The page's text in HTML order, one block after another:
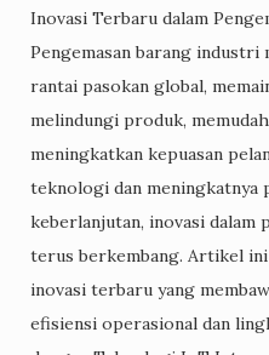
Inovasi Terbaru dalam
Pengemasan barang industri
rantai pasokan global,
melindungi produk,
meningkatkan kepuasan
teknologi dan meningkatnya
keberlanjutan, inovasi dalam
terus berkembang. Artikel ini
inovasi terbaru yang
efisiensi operasional dan